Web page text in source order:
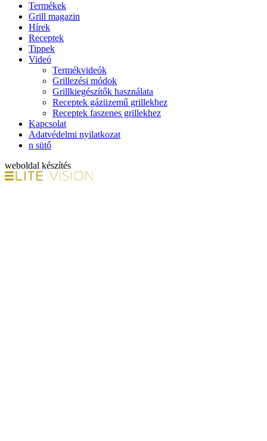
Termékek
Grill magazin
Hírek
Receptek
Tippek
Videó
Termékvideók
Grillezési módok
Grillkiegészítők használata
Receptek gázüzemű grillekhez
Receptek faszenes grillekhez
Kapcsolat
Adatvédelmi nyilatkozat
n sütő
weboldal készítés